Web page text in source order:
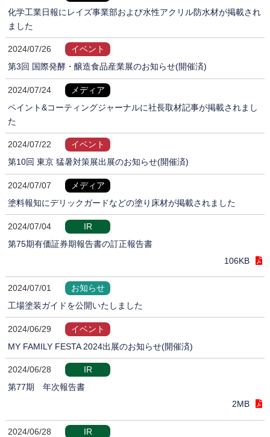
化学工業日報にレイズ事業部および水性アクリル防水材が掲載され
ました
2024/07/26
イベント
第3回 国際発酵・醸造食品産業展のお知らせ(開催済)
2024/07/24
メディア
ペイント&コーティングジャーナルに社長取材記事が掲載されまし
た
2024/07/22
イベント
第10回 東京 猛暑対策展出展のお知らせ(開催済)
2024/07/07
メディア
塗料報知にデリックガードなどの塗り床材が掲載されました
2024/07/04
IR
第75期有価証券期報告書の訂正報告書
106KB
2024/07/01
お知らせ
工場塗装ガイドを公開いたしました
2024/06/29
イベント
MY FAMILY FESTA 2024出展のお知らせ(開催済)
2024/06/28
IR
第77期 年次報告書
2MB
2024/06/28
IR